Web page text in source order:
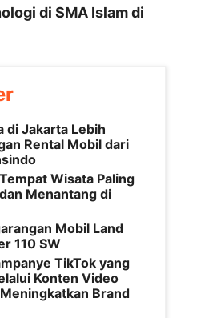
di SMA Islam di
di Jakarta Lebih
Rental Mobil dari
Wisata Paling
Menantang di
Mobil Land
110 SW
TikTok yang
Konten Video
Brand